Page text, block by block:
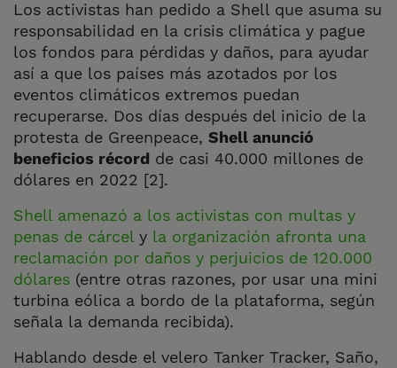
Los activistas han pedido a Shell que asuma su
responsabilidad en la crisis climática y pague
los fondos para pérdidas y daños, para ayudar
así a que los países más azotados por los
eventos climáticos extremos puedan
recuperarse. Dos días después del inicio de la
protesta de Greenpeace, Shell anunció
beneficios récord de casi 40.000 millones de
dólares en 2022 [2].
Shell amenazó a los activistas con multas y
penas de cárcel y la organización afronta una
reclamación por daños y perjuicios de 120.000
dólares (entre otras razones, por usar una mini
turbina eólica a bordo de la plataforma, según
señala la demanda recibida).
Hablando desde el velero Tanker Tracker, Saño,